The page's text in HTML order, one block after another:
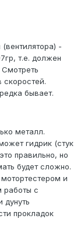
-
т.е. должен
скоростей.
бывает.
металл.
гидрик (стук
правильно, но
будет сложно.
и
работы с
дунуть
прокладок